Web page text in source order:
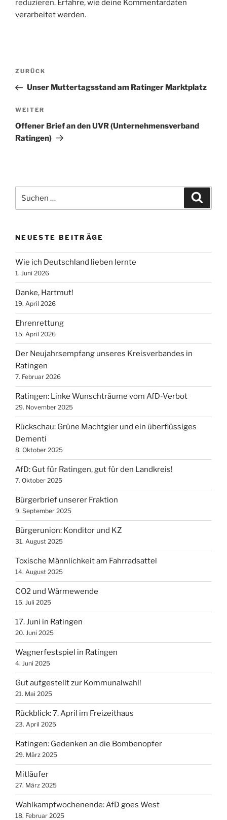
reduzieren. Erfahre, wie deine Kommentardaten
verarbeitet werden.
Beitragsnavigation
Vorheriger
Beitrag
ZURÜCK
Unser Muttertagsstand am Ratinger Marktplatz
Nächster
Beitrag
WEITER
Offener Brief an den UVR (Unternehmensverband
Ratingen)
nach:
NEUESTE BEITRÄGE
Wie ich Deutschland lieben lernte
1. Juni 2026
Danke, Hartmut!
19. April 2026
Ehrenrettung
15. April 2026
Der Neujahrsempfang unseres Kreisverbandes in
Ratingen
7. Februar 2026
Ratingen: Linke Wunschträume vom AfD-Verbot
29. November 2025
Rückschau: Grüne Machtgier und ein überflüssiges
Dementi
8. Oktober 2025
AfD: Gut für Ratingen, gut für den Landkreis!
7. Oktober 2025
Bürgerbrief unserer Fraktion
9. September 2025
Bürgerunion: Konditor und KZ
31. August 2025
Toxische Männlichkeit am Fahrradsattel
14. August 2025
CO2 und Wärmewende
15. Juli 2025
17. Juni in Ratingen
20. Juni 2025
Wagnerfestspiel in Ratingen
4. Juni 2025
Gut aufgestellt zur Kommunalwahl!
21. Mai 2025
Rückblick: 7. April im Freizeithaus
23. April 2025
Ratingen: Gedenken an die Bombenopfer
29. März 2025
Mitläufer
27. März 2025
Wahlkampfwochenende: AfD goes West
18. Februar 2025